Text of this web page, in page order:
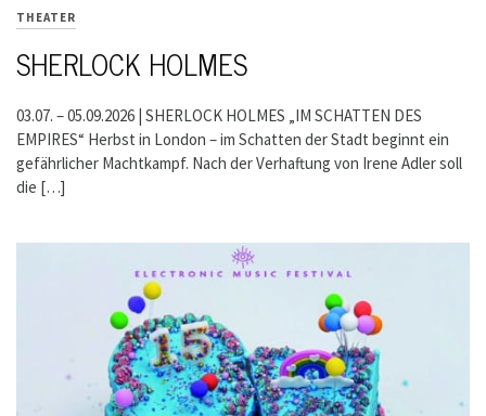
THEATER
SHERLOCK HOLMES
03.07. – 05.09.2026 | SHERLOCK HOLMES „IM SCHATTEN DES
EMPIRES“ Herbst in London – im Schatten der Stadt beginnt ein
gefährlicher Machtkampf. Nach der Verhaftung von Irene Adler soll
die […]